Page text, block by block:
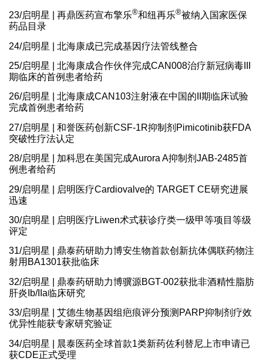
23/启明星 | 再鼎医药宣布擎乐®和纽再乐®被纳入国家医保
药品目录
24/启明星 | 北海康成已完成基因疗法管线整合
25/启明星 | 北海康成合作伙伴完成CAN008治疗新冠病毒III
期临床的首例患者给药
26/启明星 | 北海康成CAN103注射液在中国的II期临床试验
完成首例患者给药
27/启明星 | 和誉医药创新CSF-1R抑制剂Pimicotinib获FDA
突破性疗法认定
28/启明星 | 加科思在美国完成Aurora A抑制剂JAB-2485首
例患者给药
29/启明星 | 启明医疗Cardiovalve的 TARGET CE研究进展
迅速
30/启明星 | 启明医疗Liwen术式获诊疗类一级甲等项目等级
评定
31/启明星 | 鼎泰药研助力博安生物首款创新抗体偶联药物注
射用BA1301获批临床
32/启明星 | 鼎泰药研助力博骥源BGT-002获批非酒精性脂肪
肝炎Ib/IIa临床研究
33/启明星 | 艾德生物基因组疤痕评分预测PARP抑制剂疗效
优异性能获专家研究验证
34/启明星 | 晨泰医药全球首款1类新药佐利替尼上市申请已
获CDE正式受理